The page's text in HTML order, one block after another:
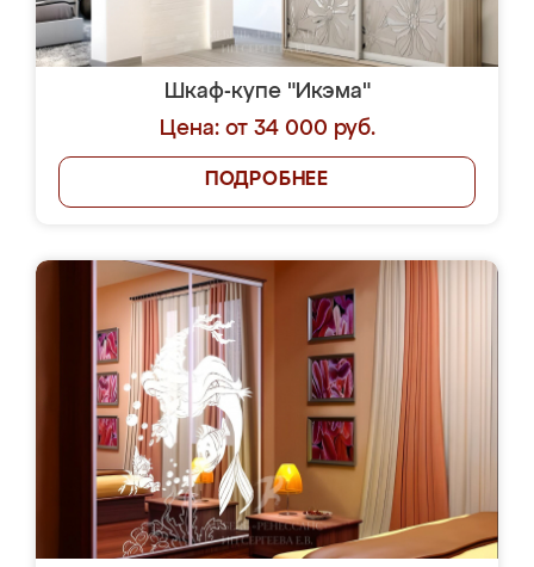
Шкаф-купе "Икэма"
Цена: от 34 000 руб.
ПОДРОБНЕЕ